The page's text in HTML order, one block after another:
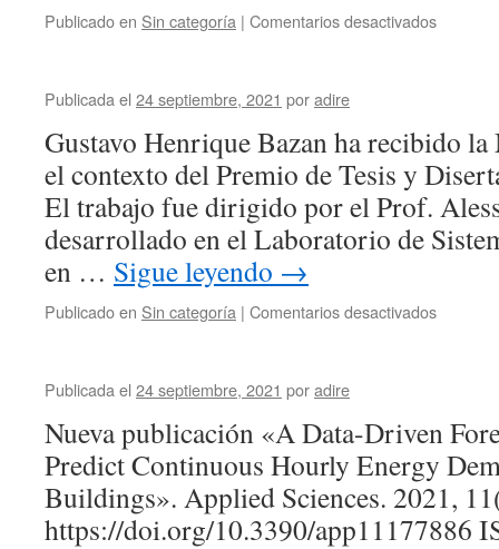
Publicado en Sin categoría | Comentarios desactivadosen
Publicada el 24 septiembre, 2021 poradire
Gustavo Henrique Bazan ha recibido
el contexto del Premio de Tesis y
El trabajo fue dirigido por el Prof.
desarrollado en el Laboratorio de
en … Sigue leyendo →
Publicado en Sin categoría | Comentarios desactivadosen
Publicada el 24 septiembre, 2021 poradire
Nueva publicación «A Data-Driven
Predict Continuous Hourly Energy
Buildings». Applied Sciences. 2021,
https://doi.org/10.3390/app11177886